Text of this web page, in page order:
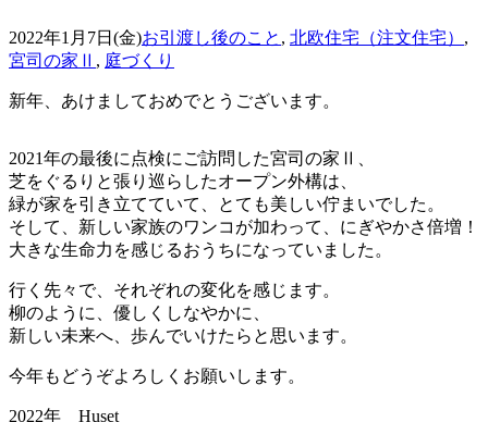
2022年1月7日(金)お引渡し後のこと , 北欧住宅（注文住宅） ,
宮司の家Ⅱ , 庭づくり
新年、あけましておめでとうございます。
2021年の最後に点検にご訪問した宮司の家Ⅱ、
芝をぐるりと張り巡らしたオープン外構は、
緑が家を引き立てていて、とても美しい佇まいでした。
そして、新しい家族のワンコが加わって、にぎやかさ倍増！
大きな生命力を感じるおうちになっていました。
行く先々で、それぞれの変化を感じます。
柳のように、優しくしなやかに、
新しい未来へ、歩んでいけたらと思います。
今年もどうぞよろしくお願いします。
2022年 Huset